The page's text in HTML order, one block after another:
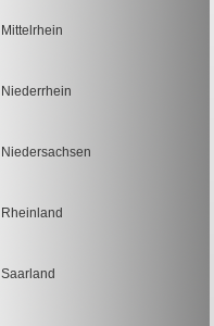
Mittelrhein
Niederrhein
Niedersachsen
Rheinland
Saarland